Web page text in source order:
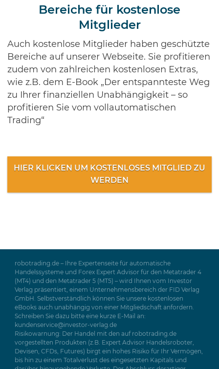
Bereiche für kostenlose
Mitglieder
Auch kostenlose Mitglieder haben geschützte
Bereiche auf unserer Webseite. Sie profitieren
zudem von zahlreichen kostenlosen Extras,
wie z.B. dem E-Book „Der entspannteste Weg
zu Ihrer finanziellen Unabhängigkeit – so
profitieren Sie vom vollautomatischen
Trading“
HIER KLICKEN UM KOSTENLOSES MITGLIED ZU
WERDEN
robotrading.de – Ihre Expertenseite für automatische
Handelssysteme und Forex Expert Advisor für den Metatrader 4
(MT4) und den Metatrader 5 (MT5) – wird Ihnen vom Investor
Verlag präsentiert, einem Unternehmensbereich der FID Verlag
GmbH. Selbstverständlich können Sie unsere kostenlosen
eBooks auch unabhängig von einer Mitgliedschaft anfordern.
Schreiben Sie dazu bitte eine kurze E-Mail an:
kundenservice@investor-verlag.de
Risikowarnung: Der Handel mit den auf robotrading.de
vorgestellten Produkten (z.B. Expert Advisor Handelsroboter,
Devisen, CFDs, Futures) birgt ein hohes Risiko für Ihr Vermögen,
bis hin zu einem Totalverlust des eingesetzten Kapitals und